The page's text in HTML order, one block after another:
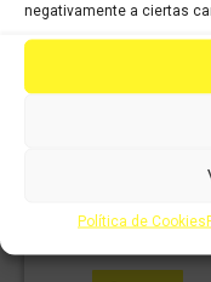
negativamente a ciertas
Política de Cookies
URUXS REVIVE –
incluido